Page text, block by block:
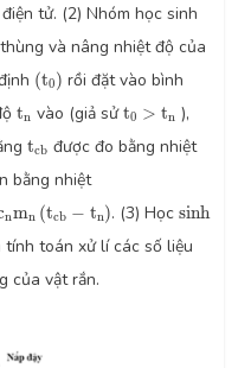
tử. (2) Nhóm học sinh
và nâng nhiệt độ của
(t0)
(t 0) rồi đặt vào bình
tn
t vào (giả sửt0 > tn
t0 >t n
),
tcb
t c được đo bằng nhiệt
bằng nhiệt
nmn (tcb − tn)
−t . (3) Họcsinh
sinh
toán xử lí các số liệu
của vật rắn.